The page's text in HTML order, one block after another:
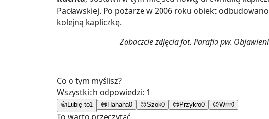
Pacławskiej. Po pożarze w 2006 roku obiekt
kolejną kapliczkę.
Zobaczcie zdjęcia fot. Parafia pw.
Co o tym myślisz?
Wszystkich odpowiedzi: 1
👍Lubię to1 😄 Hahaha0 😯Szok0 😢 Przykro0 😡Wrrr0
To warto przeczytać